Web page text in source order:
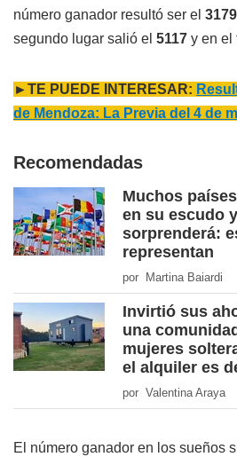
número ganador resultó ser el 3179
segundo lugar salió el 5117 y en el
►TE PUEDE INTERESAR:
de Mendoza: La Previa del 4 de
Recomendadas
Muchos
en su escudo
sorprenderá:
representan
por Martina Baiardi
Invirtió sus
una
mujeres
el alquiler es
por Valentina Araya
El número ganador en los sueños